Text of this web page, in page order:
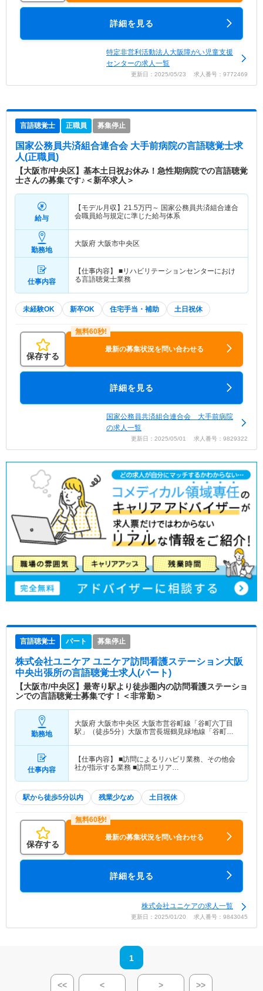
詳細を見る
特定非営利活動法人大阪障がい児童支援
センターの求人一覧
更新日：2025/05/23 求人番号：9772469
言語聴覚士 正職員 募集停止
国家公務員共済組合連合会 大手前病院の言語聴覚士求
人(正職員)
【大阪市/中央区】基本土日祝お休み！急性期病院での言語聴覚
士さんの募集です♪＜新卒求人＞
給与
【モデル月収】 21.5万円～ 国家公務員共済組合連合
会職員給与規定に準じた給与体系
勤務地
大阪府 大阪市中央区
仕事内容
【仕事内容】 ■リハビリテーションセンターにおけ
る言語聴覚士業務
未経験OK 新卒OK 住宅手当・補助 土日祝休
保存する
最新の募集状況を問い合わせる
詳細を見る
国家公務員共済組合連合会 大手前病院
の求人一覧
更新日：2025/05/01 求人番号：9829322
言語聴覚士 パート 募集停止
株式会社ユニケア ユニケア訪問看護ステーション大阪
中央出張所の言語聴覚士求人(パート)
【大阪市/中央区】最寄り駅より徒歩圏内の訪問看護ステーショ
ンでの言語聴覚士募集です！＜非常勤＞
勤務地
大阪府 大阪市中央区 大阪市営谷町線「谷町六丁目
駅」（徒歩5分）大阪市営長堀鶴見緑地線「谷町六
仕事内容
【仕事内容】 ■訪問によるリハビリ業務、その他会
社が指示する業務 ■訪問エリア…
駅から徒歩5分以内 残業少なめ 土日祝休
保存する
最新の募集状況を問い合わせる
詳細を見る
株式会社ユニケアの求人一覧
更新日：2025/01/20 求人番号：9843045
1
<< < > >>